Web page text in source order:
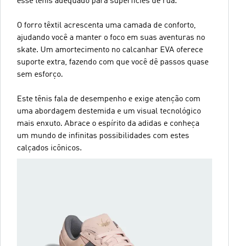
O forro têxtil acrescenta uma camada de conforto,
ajudando você a manter o foco em suas aventuras no
skate. Um amortecimento no calcanhar EVA oferece
suporte extra, fazendo com que você dê passos quase
sem esforço.
Este tênis fala de desempenho e exige atenção com
uma abordagem destemida e um visual tecnológico
mais enxuto. Abrace o espírito da adidas e conheça
um mundo de infinitas possibilidades com estes
calçados icônicos.